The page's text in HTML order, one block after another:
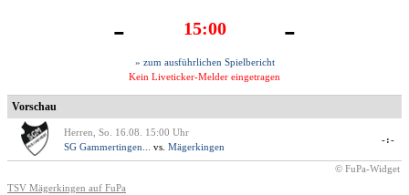
- 15:00 -
» zum ausführlichen Spielbericht
Kein Liveticker-Melder eingetragen
Vorschau
Herren, So. 16.08. 15:00 Uhr
SG Gammertingen...
vs. Mägerkingen
-:-
© FuPa-Widget
TSV Mägerkingen auf FuPa